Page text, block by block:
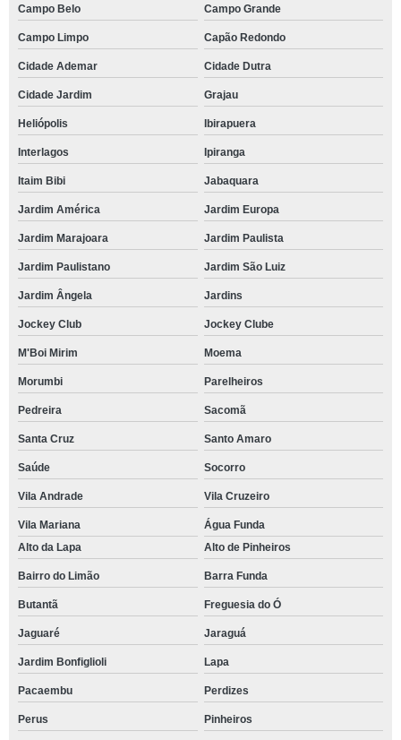
Campo Belo Campo Grande
Campo Limpo Capão Redondo
Cidade Ademar Cidade Dutra
Cidade Jardim Grajau
Heliópolis Ibirapuera
Interlagos Ipiranga
Itaim Bibi Jabaquara
Jardim América Jardim Europa
Jardim Marajoara Jardim Paulista
Jardim Paulistano Jardim São Luiz
Jardim Ângela Jardins
Jockey Club Jockey Clube
M'Boi Mirim Moema
Morumbi Parelheiros
Pedreira Sacomã
Santa Cruz Santo Amaro
Saúde Socorro
Vila Andrade Vila Cruzeiro
Vila Mariana
Água Funda
Alto da Lapa
Alto de Pinheiros
Bairro do Limão Barra Funda
Butantã Freguesia do Ó
Jaguaré Jaraguá
Jardim Bonfiglioli Lapa
Pacaembu Perdizes
Perus Pinheiros